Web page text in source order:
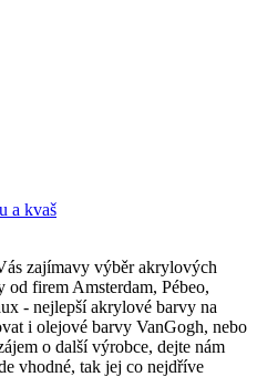
a kvaš
zajímavy výběr akrylových
od firem Amsterdam, Pébeo,
- nejlepší akrylové barvy na
i olejové barvy VanGogh, nebo
o další výrobce, dejte nám
vhodné, tak jej co nejdříve